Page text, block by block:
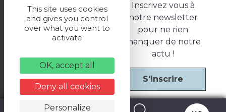
Inscrivez vous à
notre newsletter
pour ne rien
manquer de notre
actu !
S'inscrire
LES PARTENAIRES
Politique de confidentialité
Une réalisation
This site uses cookies
and gives you control
over what you want to
activate
OK, accept all
Deny all cookies
Personalize